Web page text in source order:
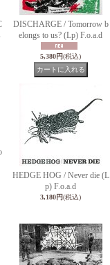
DISCHARGE / Tomorrow b
elongs to us? (Lp) F.o.a.d
5,380円(税込)
HEDGE HOG / Never die (L
p) F.o.a.d
3,180円(税込)